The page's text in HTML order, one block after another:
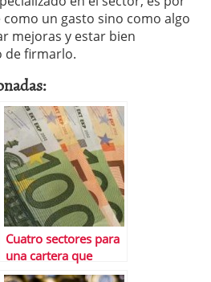
un gasto sino como algo
mejoras y estar bien
de firmarlo.
Cuatro sectores para
una cartera que
superarÃ¡ al mercado